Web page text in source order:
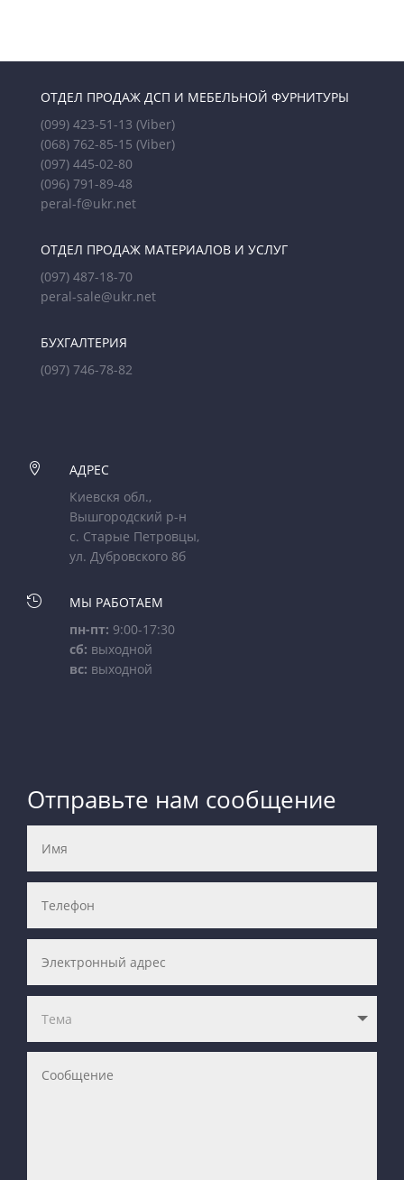
ОТДЕЛ ПРОДАЖ ДСП И МЕБЕЛЬНОЙ ФУРНИТУРЫ
(099) 423-51-13 (Viber)
(068) 762-85-15 (Viber)
(097) 445-02-80
(096) 791-89-48
peral-f@ukr.net
ОТДЕЛ ПРОДАЖ МАТЕРИАЛОВ И УСЛУГ
(097) 487-18-70
peral-sale@ukr.net
БУХГАЛТЕРИЯ
(097) 746-78-82

АДРЕС
Киевскя обл.,
Вышгородский р-н
с. Старые Петровцы,
ул. Дубровского 8б

МЫ РАБОТАЕМ
пн-пт: 9:00-17:30
сб: выходной
вс: выходной
Отправьте нам сообщение